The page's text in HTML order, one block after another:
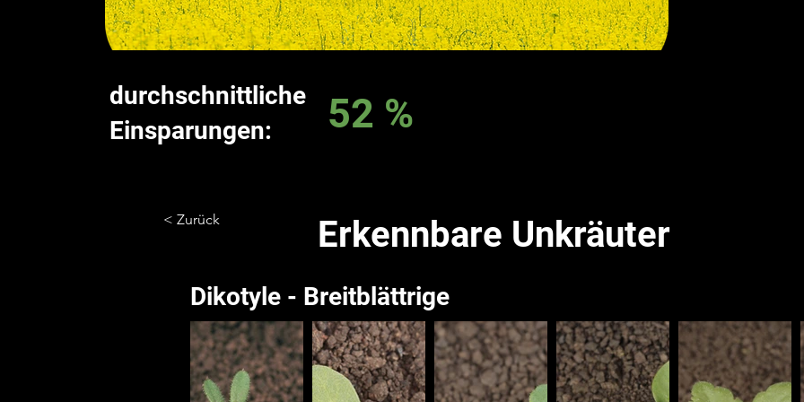
durchschnittliche
Einsparungen:
52 %
< Zurück Erkennbare Unkräuter
Dikotyle - Breitblättrige